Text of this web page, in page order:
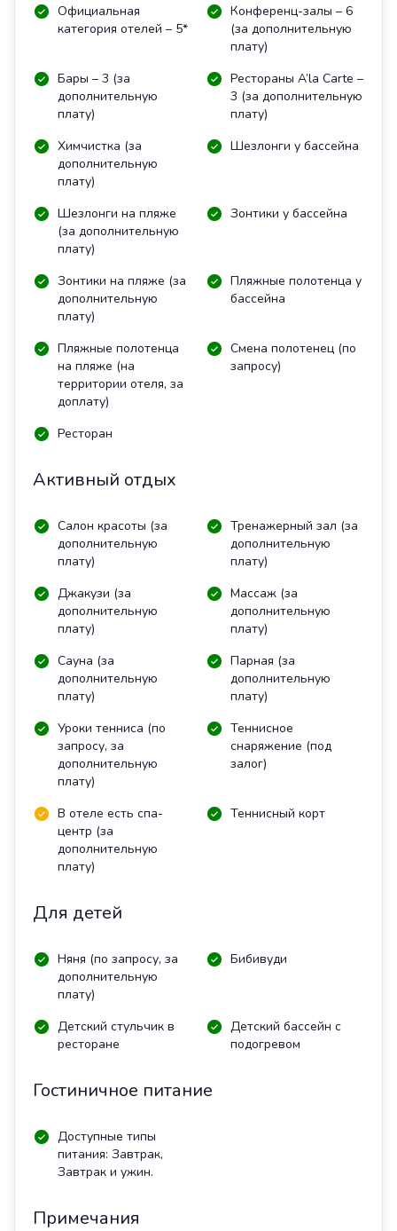
Официальная
категория отелей – 5*
Конференц-залы – 6
(за дополнительную
плату)
Бары – 3 (за
дополнительную
плату)
Рестораны A’la Carte –
3 (за дополнительную
плату)
Химчистка (за
дополнительную
плату)
Шезлонги у бассейна
Шезлонги на пляже
(за дополнительную
плату)
Зонтики у бассейна
Зонтики на пляже (за
дополнительную
плату)
Пляжные полотенца у
бассейна
Пляжные полотенца
на пляже (на
территории отеля, за
доплату)
Смена полотенец (по
запросу)
Ресторан
Активный отдых
Салон красоты (за
дополнительную
плату)
Тренажерный зал (за
дополнительную
плату)
Джакузи (за
дополнительную
плату)
Массаж (за
дополнительную
плату)
Сауна (за
дополнительную
плату)
Парная (за
дополнительную
плату)
Уроки тенниса (по
запросу, за
дополнительную
плату)
Теннисное
снаряжение (под
залог)
В отеле есть спа-
центр (за
дополнительную
плату)
Теннисный корт
Для детей
Няня (по запросу, за
дополнительную
плату)
Бибивуди
Детский стульчик в
ресторане
Детский бассейн с
подогревом
Гостиничное питание
Доступные типы
питания: Завтрак,
Завтрак и ужин.
Примечания